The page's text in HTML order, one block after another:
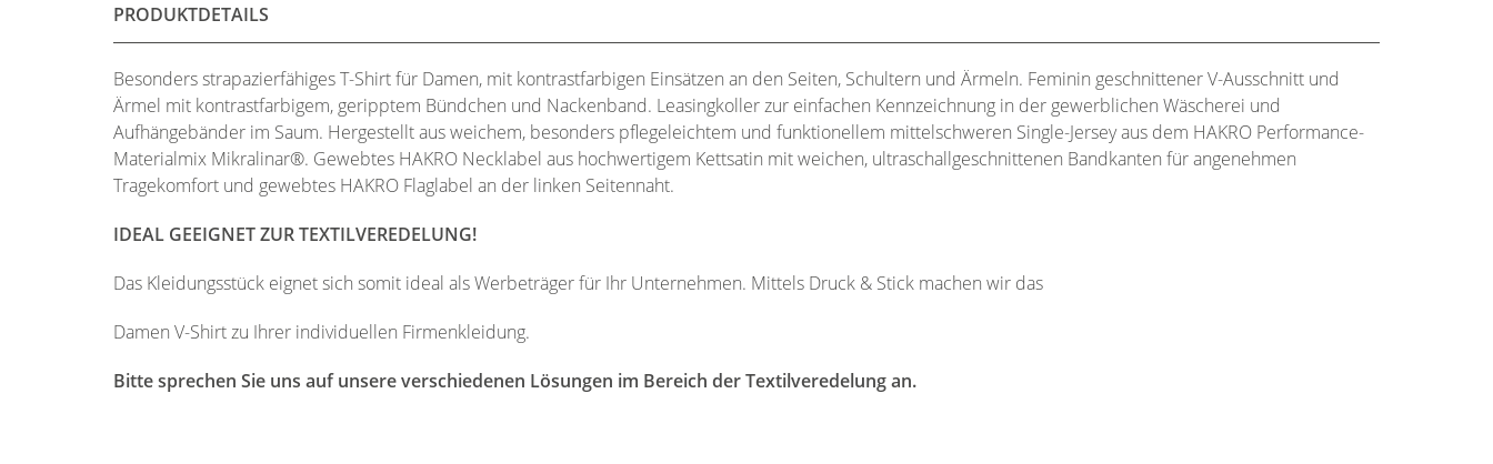
PRODUKTDETAILS
Besonders strapazierfähiges T-Shirt für Damen, mit kontrastfarbigen Einsätzen an den Seiten, Schultern und Ärmeln. Feminin geschnittener V-Ausschnitt und
Ärmel mit kontrastfarbigem, geripptem Bündchen und Nackenband. Leasingkoller zur einfachen Kennzeichnung in der gewerblichen Wäscherei und
Aufhängebänder im Saum. Hergestellt aus weichem, besonders pflegeleichtem und funktionellem mittelschweren Single-Jersey aus dem HAKRO Performance-
Materialmix Mikralinar®. Gewebtes HAKRO Necklabel aus hochwertigem Kettsatin mit weichen, ultraschallgeschnittenen Bandkanten für angenehmen
Tragekomfort und gewebtes HAKRO Flaglabel an der linken Seitennaht.
IDEAL GEEIGNET ZUR TEXTILVEREDELUNG!
Das Kleidungsstück eignet sich somit ideal als Werbeträger für Ihr Unternehmen. Mittels Druck & Stick machen wir das
Damen V-Shirt zu Ihrer individuellen Firmenkleidung.
Bitte sprechen Sie uns auf unsere verschiedenen Lösungen im Bereich der Textilveredelung an.